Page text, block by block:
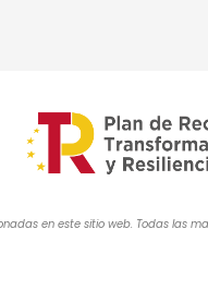
en este sitio web. Todas las